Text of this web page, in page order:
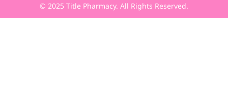
© 2025 Title Pharmacy. All Rights Reserved.